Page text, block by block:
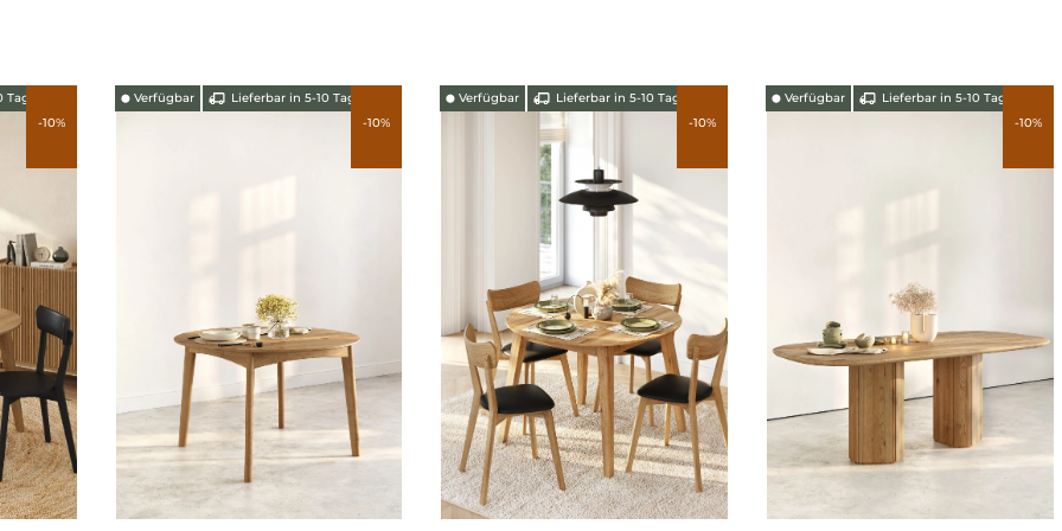
⬤
Lieferbar in 5-10 Tagen
⬤
Lieferbar in 5-10 Tagen
⬤
Verfügbar
Lieferbar in 5-10 Tagen